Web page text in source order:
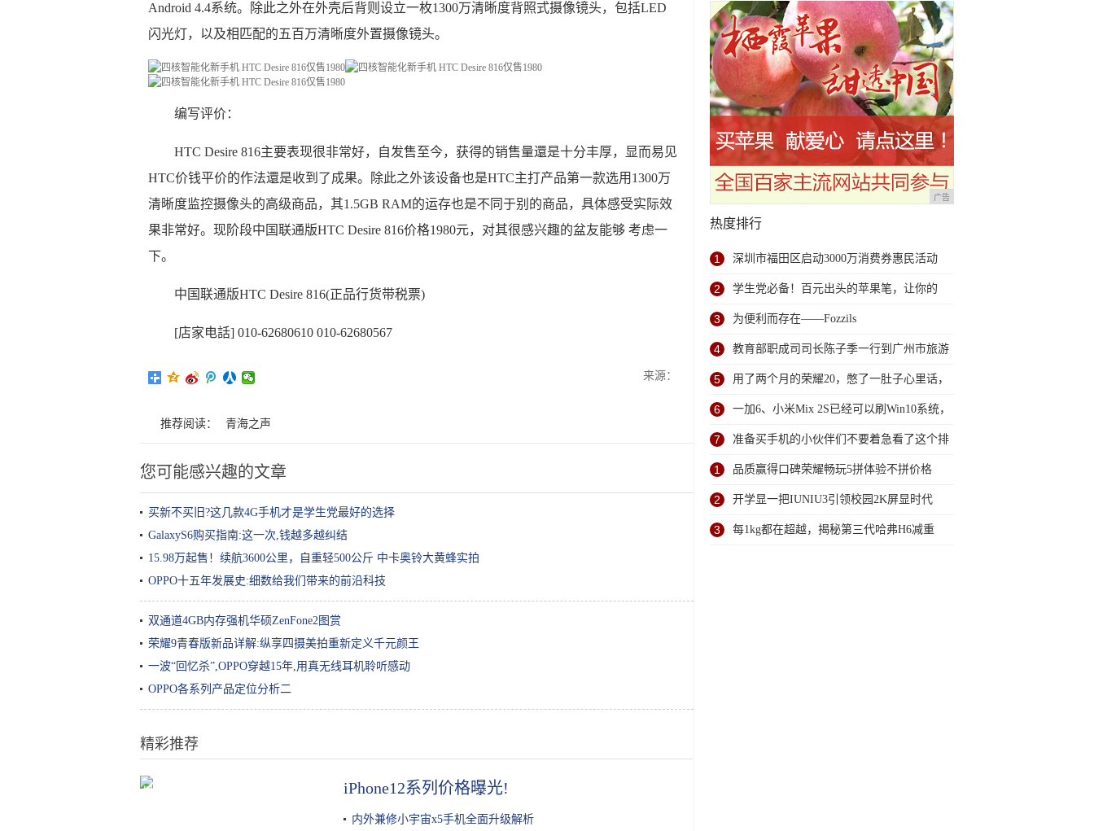
Android 4.4系统。除此之外在外壳后背则设立一枚1300万清晰度背照式摄像镜头，包括LED
闪光灯，以及相匹配的五百万清晰度外置摄像镜头。
编写评价：
HTC Desire 816主要表现很非常好，自发售至今，获得的销售量還是十分丰厚，显而易见
HTC价钱平价的作法還是收到了成果。除此之外该设备也是HTC主打产品第一款选用1300万
清晰度监控摄像头的高级商品，其1.5GB RAM的运存也是不同于别的商品，具体感受实际效
果非常好。现阶段中国联通版HTC Desire 816价格1980元，对其很感兴趣的盆友能够 考虑一
下。
中国联通版HTC Desire 816(正品行货带税票)
[店家电話] 010-62680610 010-62680567
来源：
推荐阅读： 青海之声
您可能感兴趣的文章
买新不买旧?这几款4G手机才是学生党最好的选择
GalaxyS6购买指南:这一次,钱越多越纠结
15.98万起售！续航3600公里，自重轻500公斤 中卡奥铃大黄蜂实拍
OPPO十五年发展史:细数给我们带来的前沿科技
双通道4GB内存强机华硕ZenFone2图赏
荣耀9青春版新品详解:纵享四摄美拍重新定义千元颜王
一波“回忆杀”,OPPO穿越15年,用真无线耳机聆听感动
OPPO各系列产品定位分析二
精彩推荐
橄榄油能当身体乳吗 橄榄油也可以
iPhone12系列价格曝光!
内外兼修小宇宙x5手机全面升级解析
广告
热度排行
1 深圳市福田区启动3000万消费券惠民活动
2 学生党必备！百元出头的苹果笔，让你的
iPad成为学习神器
3 为便利而存在——Fozzils
4 教育部职成司司长陈子季一行到广州市旅游
商务职业学校考察调研
5 用了两个月的荣耀20，憋了一肚子心里话，
今天终于一吐为快
6 一加6、小米Mix 2S已经可以刷Win10系统，
网友：安卓提不动刀了？
7 准备买手机的小伙伴们不要着急看了这个排
行榜再决定买哪款手机吧
1 品质赢得口碑荣耀畅玩5拼体验不拼价格
2 开学显一把IUNIU3引领校园2K屏显时代
3 每1kg都在超越，揭秘第三代哈弗H6减重